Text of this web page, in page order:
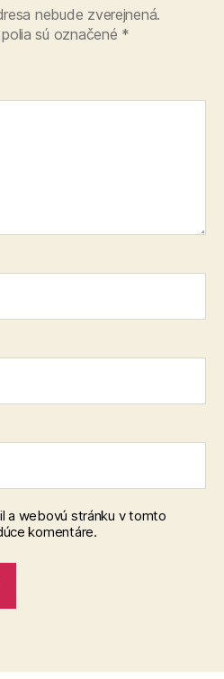
nebude zverejnená.
sú označené *
a webovú stránku v tomto
komentáre.